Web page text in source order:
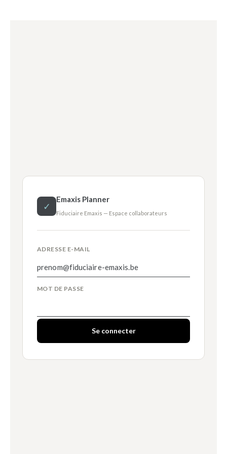
✓
Emaxis Planner
Fiduciaire Emaxis — Espace collaborateurs
ADRESSE E-MAIL
MOT DE PASSE
Se connecter